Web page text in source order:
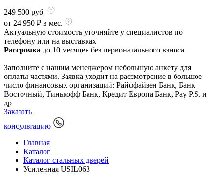
249 500 руб.
от 24 950 ₽ в мес.
Актуальную стоимость уточняйте у специалистов по
телефону или на выставках
Рассрочка до 10 месяцев без первоначального взноса.
Заполните с нашим менеджером небольшую анкету для
оплаты частями. Заявка уходит на рассмотрение в большое
число финансовых организаций: Райффайзен Банк, Банк
Восточный, Тинькофф Банк, Кредит Европа Банк, Pay P.S. и
др
Заказать
консультацию
Главная
Каталог
Каталог стальных дверей
Усиленная USIL063